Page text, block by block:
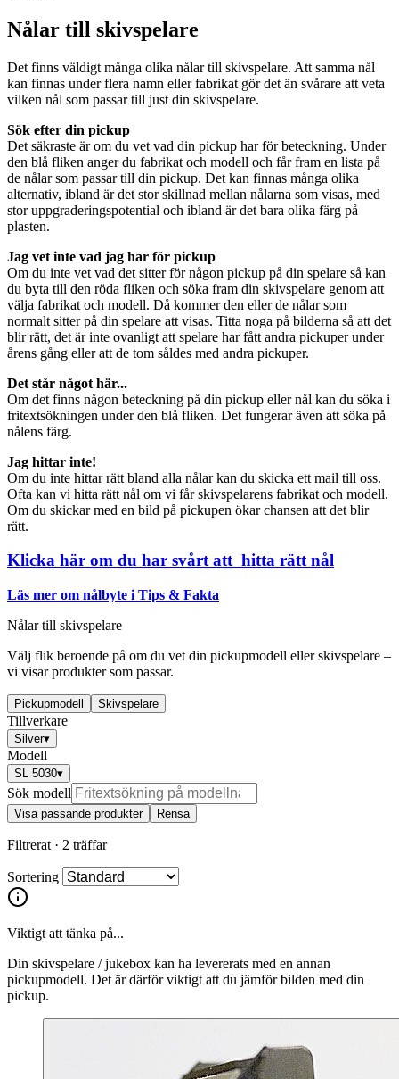
Nålar till skivspelare
Det finns väldigt många olika nålar till skivspelare. Att samma nål
kan finnas under flera namn eller fabrikat gör det än svårare att veta
vilken nål som passar till just din skivspelare.
Sök efter din pickup
Det säkraste är om du vet vad din pickup har för beteckning. Under
den blå fliken anger du fabrikat och modell och får fram en lista på
de nålar som passar till din pickup. Det kan finnas många olika
alternativ, ibland är det stor skillnad mellan nålarna som visas, med
stor uppgraderingspotential och ibland är det bara olika färg på
plasten.
Jag vet inte vad jag har för pickup
Om du inte vet vad det sitter för någon pickup på din spelare så kan
du byta till den röda fliken och söka fram din skivspelare genom att
välja fabrikat och modell. Då kommer den eller de nålar som
normalt sitter på din spelare att visas. Titta noga på bilderna så att det
blir rätt, det är inte ovanligt att spelare har fått andra pickuper under
årens gång eller att de tom såldes med andra pickuper.
Det står något här...
Om det finns någon beteckning på din pickup eller nål kan du söka i
fritextsökningen under den blå fliken. Det fungerar även att söka på
nålens färg.
Jag hittar inte!
Om du inte hittar rätt bland alla nålar kan du skicka ett mail till oss.
Ofta kan vi hitta rätt nål om vi får skivspelarens fabrikat och modell.
Om du skickar med en bild på pickupen ökar chansen att det blir
rätt.
Klicka här om du har svårt att hitta rätt nål
Läs mer om nålbyte i Tips & Fakta
Nålar till skivspelare
Välj flik beroende på om du vet din pickupmodell eller skivspelare –
vi visar produkter som passar.
Pickupmodell Skivspelare
Tillverkare
Silver▾
Modell
SL 5030▾
Sök modell
Visa passande produkter Rensa
Filtrerat · 2 träffar
Sortering
Viktigt att tänka på...
Din skivspelare / jukebox kan ha levererats med en annan
pickupmodell. Det är därför viktigt att du jämför bilden med din
pickup.